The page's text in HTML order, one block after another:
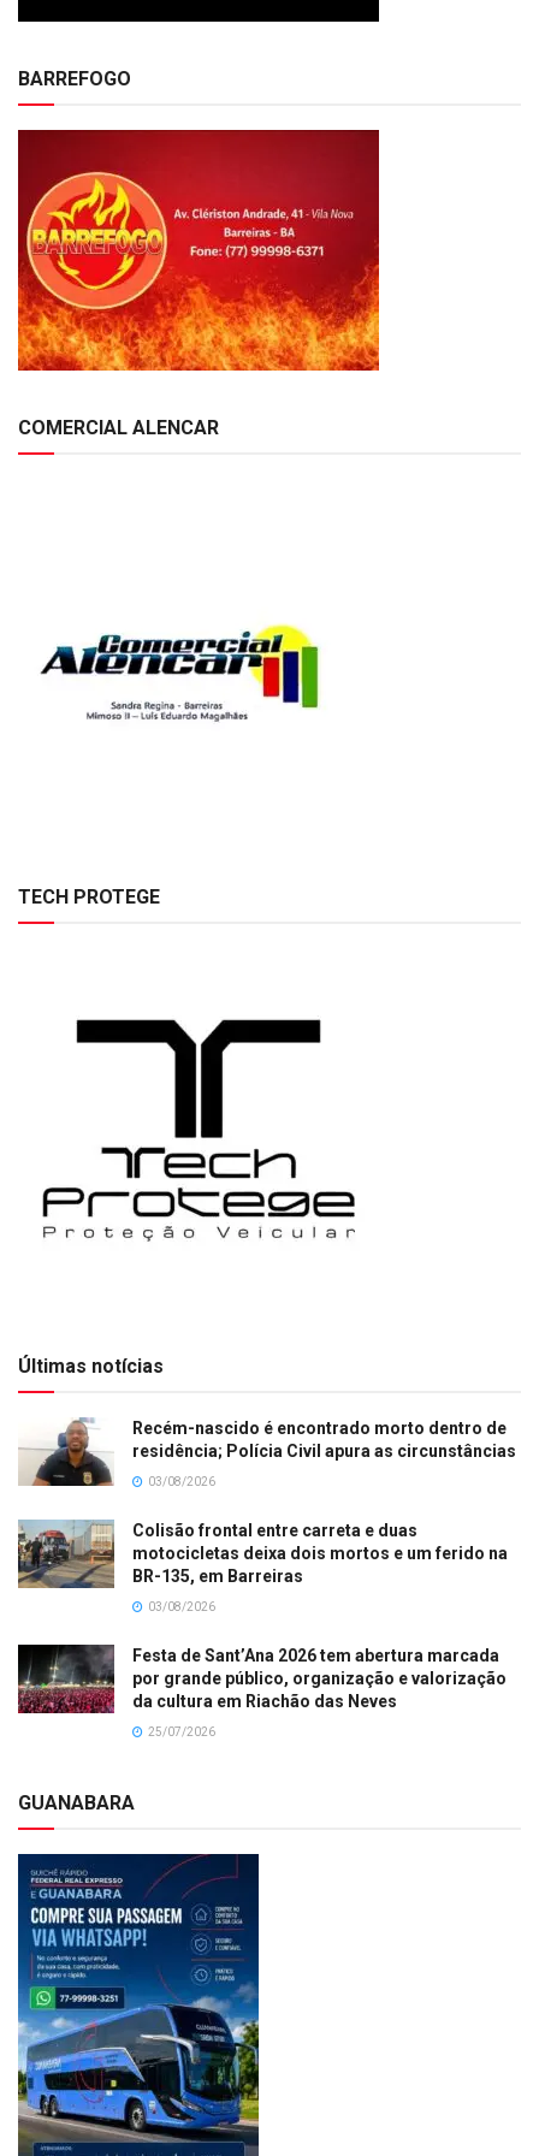
BARREFOGO
COMERCIAL ALENCAR
TECH PROTEGE
Últimas notícias
Recém-nascido é encontrado morto dentro de
residência; Polícia Civil apura as circunstâncias
03/08/2026
Colisão frontal entre carreta e duas
motocicletas deixa dois mortos e um ferido na
BR-135, em Barreiras
03/08/2026
Festa de Sant’Ana 2026 tem abertura marcada
por grande público, organização e valorização
da cultura em Riachão das Neves
25/07/2026
GUANABARA